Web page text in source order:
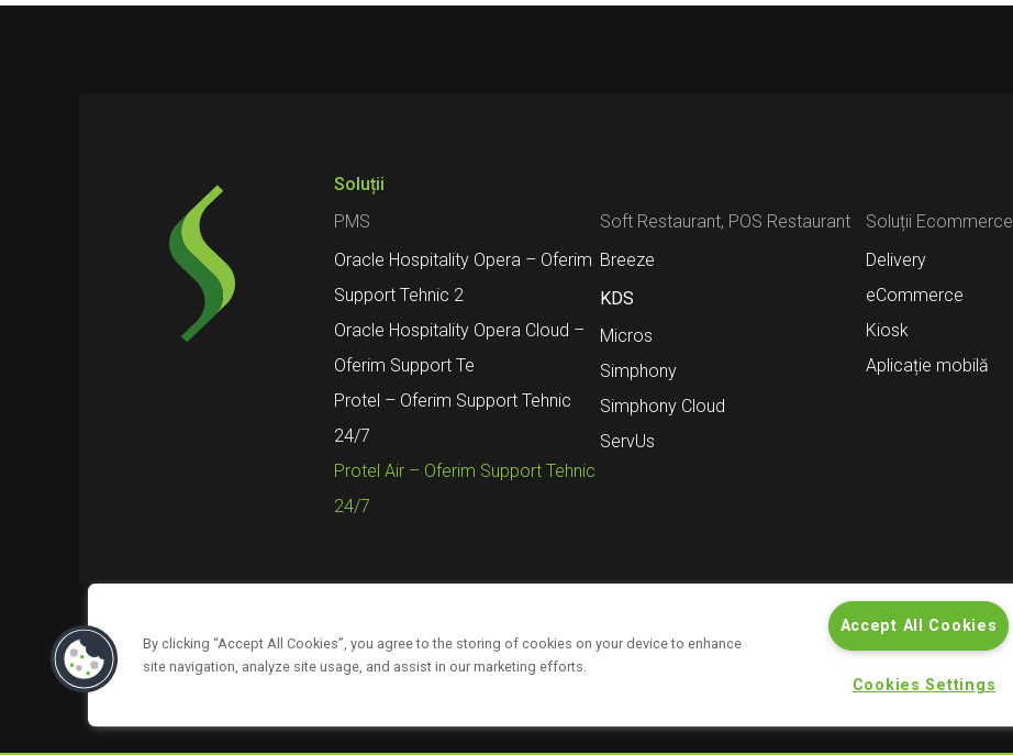
Soluții
PMS
Oracle Hospitality Opera – Oferim
Support Tehnic 2
Oracle Hospitality Opera Cloud –
Oferim Support Te
Protel – Oferim Support Tehnic
24/7
Protel Air – Oferim Support Tehnic
24/7
Soft Restaurant, POS Restaurant
Breeze
KDS
Micros
Simphony
Simphony Cloud
ServUs
Soluții Ecommerce
Delivery
eCommerce
Kiosk
Aplicație mobilă
Urmărește-ne pe Despre noi Support Contact
By clicking “Accept All Cookies”, you agree to the storing of cookies on your device to enhance
site navigation, analyze site usage, and assist in our marketing efforts.
Accept All Cookies
Cookies Settings